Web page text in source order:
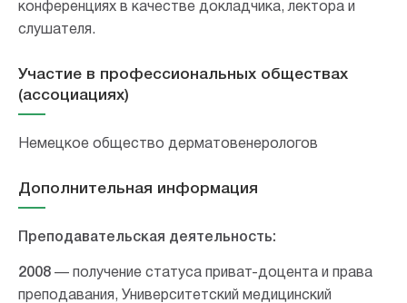
конференциях в качестве докладчика, лектора и
слушателя.
Участие в профессиональных обществах
(ассоциациях)
Немецкое общество дерматовенерологов
Дополнительная информация
Преподавательская деятельность:
2008 — получение статуса приват-доцента и права
преподавания, Университетский медицинский